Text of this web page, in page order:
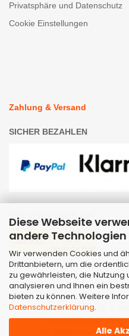
Diese Webseite
andere Technologien
Wir verwenden Cookies und
Drittanbietern, um die
zu gewährleisten, die
analysieren und Ihnen ein
bieten zu können. Weitere
Datenschutzerklärung.
Alle
Privatsphäre und Datenschutz
Cookie Einstellungen
Zahlung & Versand
SICHER BEZAHLEN
WIR VERSENDEN MIT
Webshopby Gambio.de ©
Alle Preise inkl.
Alle Markennamen,